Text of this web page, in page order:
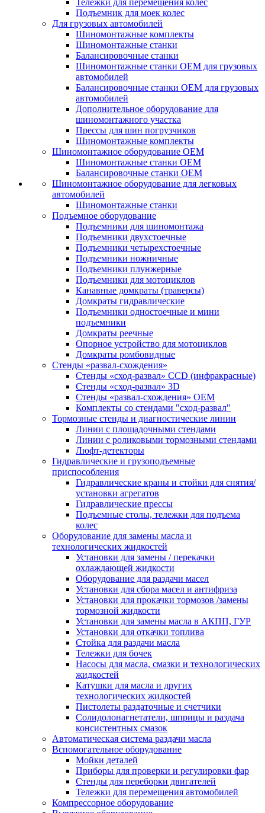
Тележки для перемещения колес
Подъемник для моек колеc
Для грузовых автомобилей
Шиномонтажные комплекты
Шиномонтажные станки
Балансировочные станки
Шиномонтажные станки ОЕМ для грузовых
автомобилей
Балансировочные станки ОЕМ для грузовых
автомобилей
Дополнительное оборудование для
шиномонтажного участка
Прессы для шин погрузчиков
Шиномонтажные комплекты
Шиномонтажное оборудование ОЕМ
Шиномонтажные станки ОЕМ
Балансировочные станки ОЕМ
Шиномонтажное оборудование для легковых
автомобилей
Шиномонтажные станки
Подъемное оборудование
Подъемники для шиномонтажа
Подъемники двухстоечные
Подъемники четырехстоечные
Подъемники ножничные
Подъемники плунжерные
Подъемники для мотоциклов
Канавные домкраты (траверсы)
Домкраты гидравлические
Подъемники одностоечные и мини
подъемники
Домкраты реечные
Опорное устройство для мотоциклов
Домкраты ромбовидные
Стенды «развал-схождения»
Стенды «сход-развал» CCD (инфракрасные)
Стенды «сход-развал» 3D
Стенды «развал-схождения» ОЕМ
Комплекты со стендами "сход-развал"
Тормозные стенды и диагностические линии
Линии с площадочными стендами
Линии с роликовыми тормозными стендами
Люфт-детекторы
Гидравлические и грузоподъемные
приспособления
Гидравлические краны и стойки для снятия/
установки агрегатов
Гидравлические прессы
Подъемные столы, тележки для подъема
колес
Оборудование для замены масла и
технологических жидкостей
Установки для замены / перекачки
охлаждающей жидкости
Оборудование для раздачи масел
Установки для сбора масел и антифриза
Установки для прокачки тормозов /замены
тормозной жидкости
Установки для замены масла в АКПП, ГУР
Установки для откачки топлива
Стойка для раздачи масла
Тележки для бочек
Насосы для масла, смазки и технологических
жидкостей
Катушки для масла и других
технологических жидкостей
Пистолеты раздаточные и счетчики
Солидолонагнетатели, шприцы и раздача
консистентных смазок
Автоматическая система раздачи масла
Вспомогательное оборудование
Мойки деталей
Приборы для проверки и регулировки фар
Стенды для переборки двигателей
Тележки для перемещения автомобилей
Компрессорное оборудование